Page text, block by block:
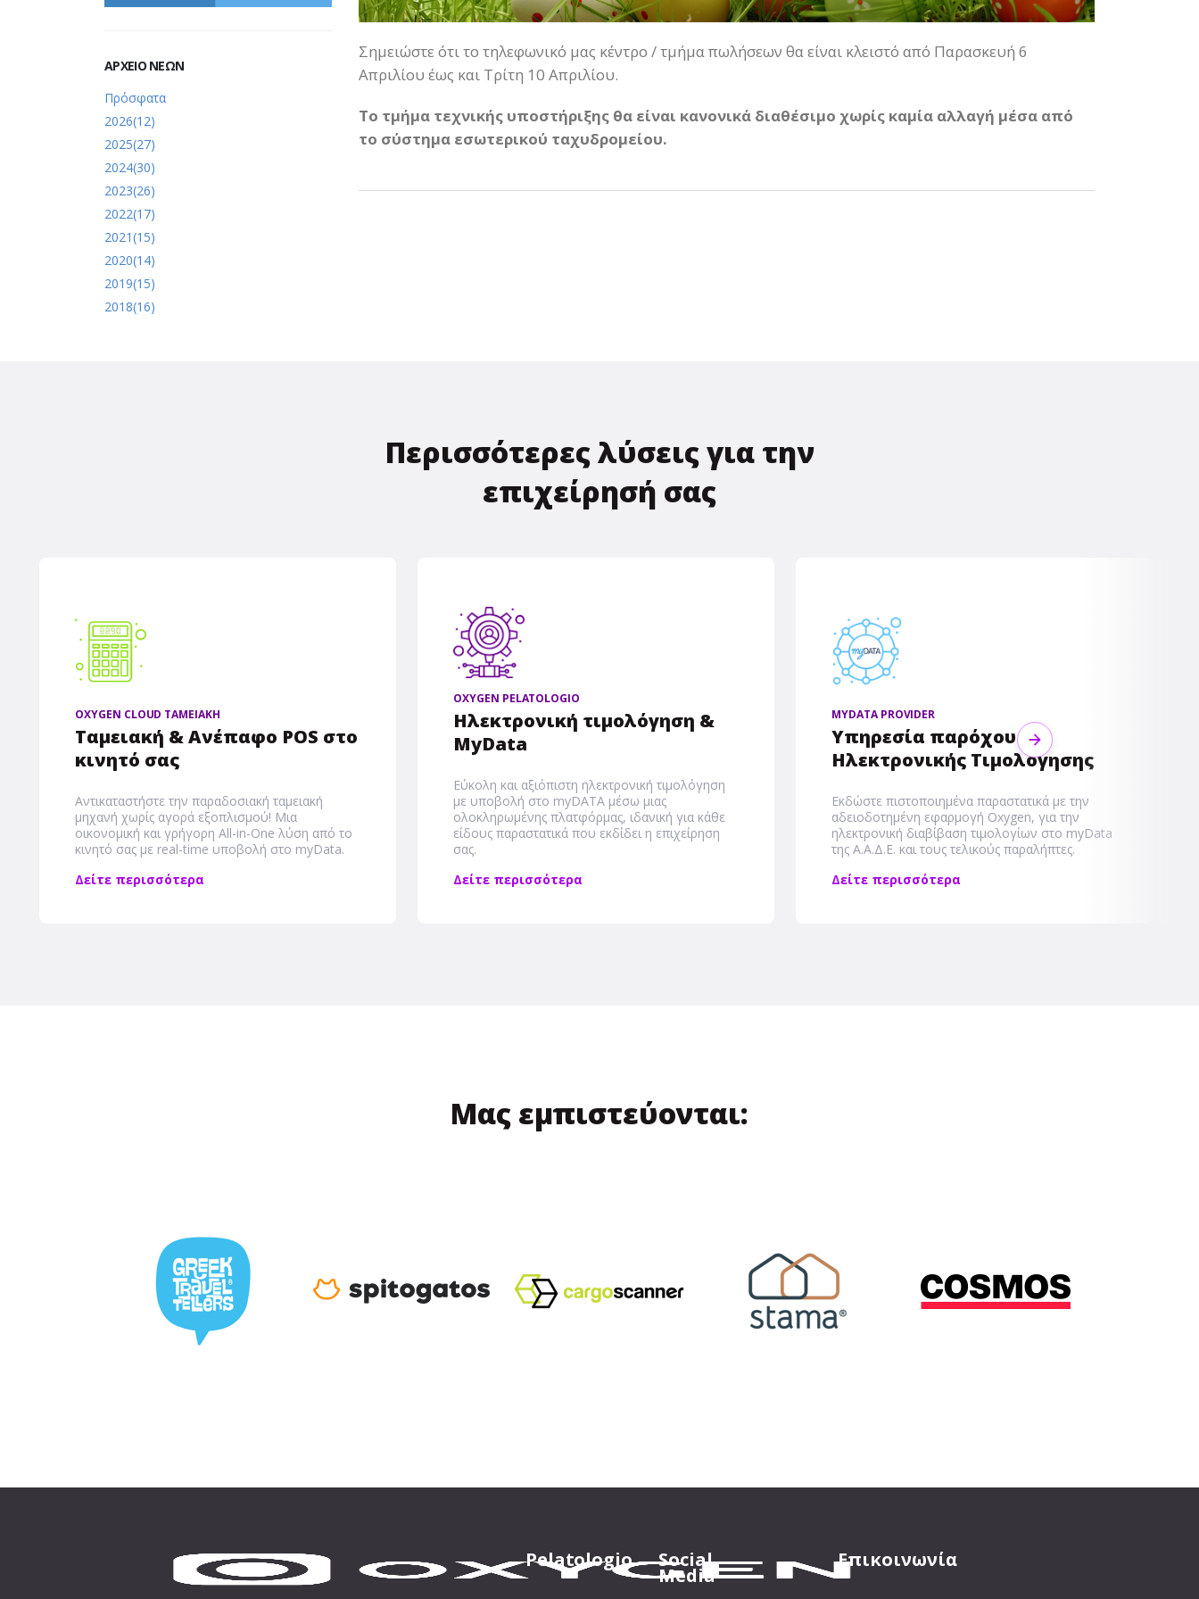
ΑΡΧΕΙΟ ΝΕΩΝ
Πρόσφατα
2026(12)
2025(27)
2024(30)
2023(26)
2022(17)
2021(15)
2020(14)
2019(15)
2018(16)
Σημειώστε ότι το τηλεφωνικό μας κέντρο / τμήμα πωλήσεων θα είναι κλειστό από Παρασκευή 6
Απριλίου έως και Τρίτη 10 Απριλίου.
Το τμήμα τεχνικής υποστήριξης θα είναι κανονικά διαθέσιμο χωρίς καμία αλλαγή μέσα από
το σύστημα εσωτερικού ταχυδρομείου.
Περισσότερες λύσεις για την
επιχείρησή σας
OXYGEN CLOUD ΤΑΜΕΙΑΚΗ
Ταμειακή & Ανέπαφο POS στο
κινητό σας
Αντικαταστήστε την παραδοσιακή ταμειακή
μηχανή χωρίς αγορά εξοπλισμού! Μια
οικονομική και γρήγορη Αll-in-One λύση από το
κινητό σας με real-time υποβολή στο myData.
Δείτε περισσότερα
OXYGEN PELATOLOGIO
Ηλεκτρονική τιμολόγηση &
MyData
Εύκολη και αξιόπιστη ηλεκτρονική τιμολόγηση
με υποβολή στο myDATA μέσω μιας
ολοκληρωμένης πλατφόρμας, ιδανική για κάθε
είδους παραστατικά που εκδίδει η επιχείρηση
σας.
Δείτε περισσότερα
MYDATA PROVIDER
Υπηρεσία παρόχου
Ηλεκτρονικής Τιμολόγησης
Εκδώστε πιστοποιημένα παραστατικά με την
αδειοδοτημένη εφαρμογή Oxygen, για την
ηλεκτρονική διαβίβαση τιμολογίων στο myData
της Α.Α.Δ.Ε. και τους τελικούς παραλήπτες.
Δείτε περισσότερα
Next
Μας εμπιστεύονται:
Pelatologio Social
Media
Επικοινωνία